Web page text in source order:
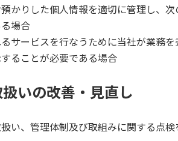
かりした個人情報を適切に管理し、
場合
サービスを行なうために当社が業務
ることが必要である場合
いの改善・見直し
い、管理体制及び取組みに関する点検